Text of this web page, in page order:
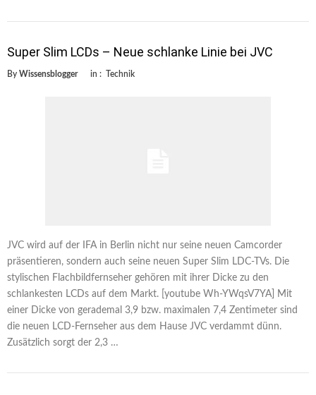
Super Slim LCDs – Neue schlanke Linie bei JVC
By Wissensblogger in : Technik
JVC wird auf der IFA in Berlin nicht nur seine neuen Camcorder
präsentieren, sondern auch seine neuen Super Slim LDC-TVs. Die
stylischen Flachbildfernseher gehören mit ihrer Dicke zu den
schlankesten LCDs auf dem Markt. [youtube Wh-YWqsV7YA] Mit
einer Dicke von gerademal 3,9 bzw. maximalen 7,4 Zentimeter sind
die neuen LCD-Fernseher aus dem Hause JVC verdammt dünn.
Zusätzlich sorgt der 2,3 …